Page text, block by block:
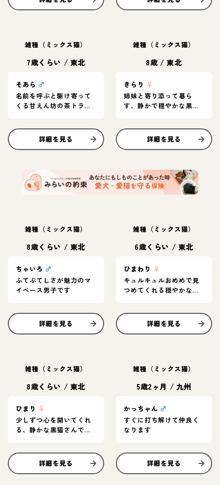
雑種（ミックス猫）
7歳くらい / 東北
そあら ♂
名前を呼ぶと駆け寄って
くる甘えん坊の茶トラ男
詳細を見る
雑種（ミックス猫）
8歳 /東北
きらり ♀
姉妹と寄り添って暮ら
す、静かで穏やかな黒猫
詳細を見る
雑種（ミックス猫）
8歳くらい / 東北
ちゃいろ ♂
ふてぶてしさが魅力のマ
イペース男子です
詳細を見る
雑種（ミックス猫）
6歳くらい / 東北
ひまわり ♀
キュルキュルおめめで見
つめてくれる穏やかな女
詳細を見る
雑種（ミックス猫）
8歳くらい / 東北
ひまり ♀
少しずつ心を開いてくれ
る、静かな黒猫さんで
詳細を見る
雑種（ミックス猫）
5歳2ヶ月 / 九州
かっちゃん ♂
すぐに打ち解けて仲良く
なります
詳細を見る